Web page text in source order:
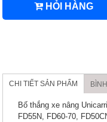
HỎI HÀNG
CHI TIẾT SẢN PHẨM
Bố thắng xe nâng
FD55N, FD60-70,